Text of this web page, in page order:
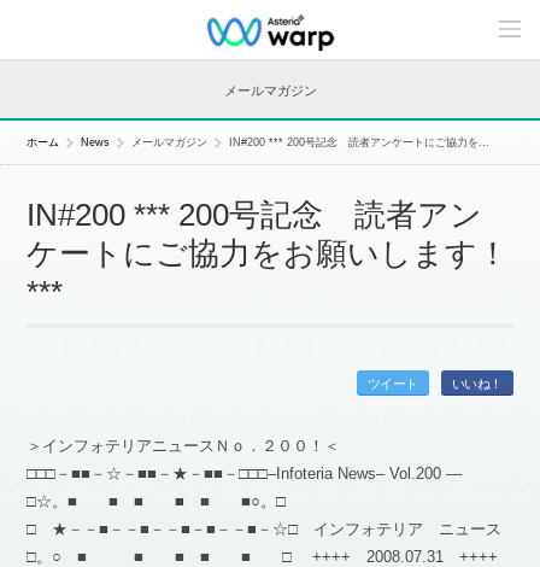
C
n
n
メールマガジン
ホーム News メールマガジン IN#200 *** 200号記念 読者アンケートにご協力を...
IN#200 *** 200号記念 読者アン
ケートにご協力をお願いします！
***
ツイート いいね！
＞インフォテリアニュースＮｏ．２００！＜
□□□－■■－☆－■■－★－■■－□□□–Infoteria News– Vol.200 —
□☆。■ ■ ■ ■ ■ ■○。□
□ ★－－■－－■－－■－■－－■－☆□ インフォテリア ニュース
□。○ ■ ■ ■ ■ ■ □ ++++ 2008.07.31 ++++